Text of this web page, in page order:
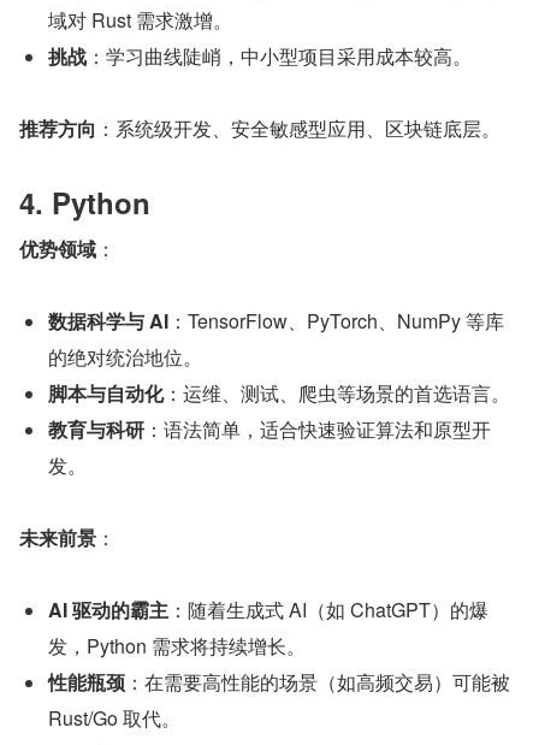
域对 Rust 需求激增。
挑战 ：学习曲线陡峭，中小型项目采用成本较高。
推荐方向 ：系统级开发、安全敏感型应用、区块链底层。
4. Python
优势领域 ：
数据科学与 AI ：TensorFlow、PyTorch、NumPy 等库
的绝对统治地位。
脚本与自动化：运维、测试、爬虫等场景的首选语言。
教育与科研 ：语法简单，适合快速验证算法和原型开
发。
未来前景 ：
AI 驱动的霸主 ：随着生成式 AI（如 ChatGPT）的爆
发，Python 需求将持续增长。
性能瓶颈 ：在需要高性能的场景（如高频交易）可能被
Rust/Go 取代。